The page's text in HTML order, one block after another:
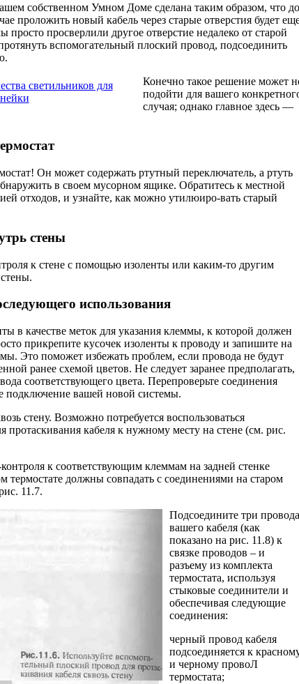
собственном Умном Доме сделана таким образом, что до
проложить новый кабель через старые отверстия будет
просверлили другое отверстие недалеко от старой
вспомогательный плоский провод, подсоединить
светильников для
Конечно такое решение может
подойти для вашего
случая; однако главное здесь —
Он может содержать ртутный переключатель, а ртуть
в своем мусорном ящике. Обратитесь к местной
отходов, и узнайте, как можно утилюиро-вать старый
стены
к стене с помощью изолен­ты или каким-то другим
использования
в качестве меток для указа­ния клеммы, к которой должен
прикрепите кусочек изоленты к проводу и запишите на
Это поможет избежать проблем, если провода не будут
ранее схемой цветов. Не следует заранее предполагать,
соответствующего цвета. Перепроверьте соединения
подключение вашей новой системы.
стену. Возможно потребуется вос­пользоваться
кабеля к нужному месту на стене (см. рис.
к соответствующим клеммам на задней стенке
термостате должны сов­падать с соединениями на старом
11.7.
Подсоедините три провода
вашего кабеля (как
показано на рис. 11.8) к
связке проводов – и
разъему из комплекта
термостата, используя
стыковые соедини­тели и
обеспечивая следующие
соединения:
черный провод кабеля
подсоединяется к
и черному провоЛ
термостата;